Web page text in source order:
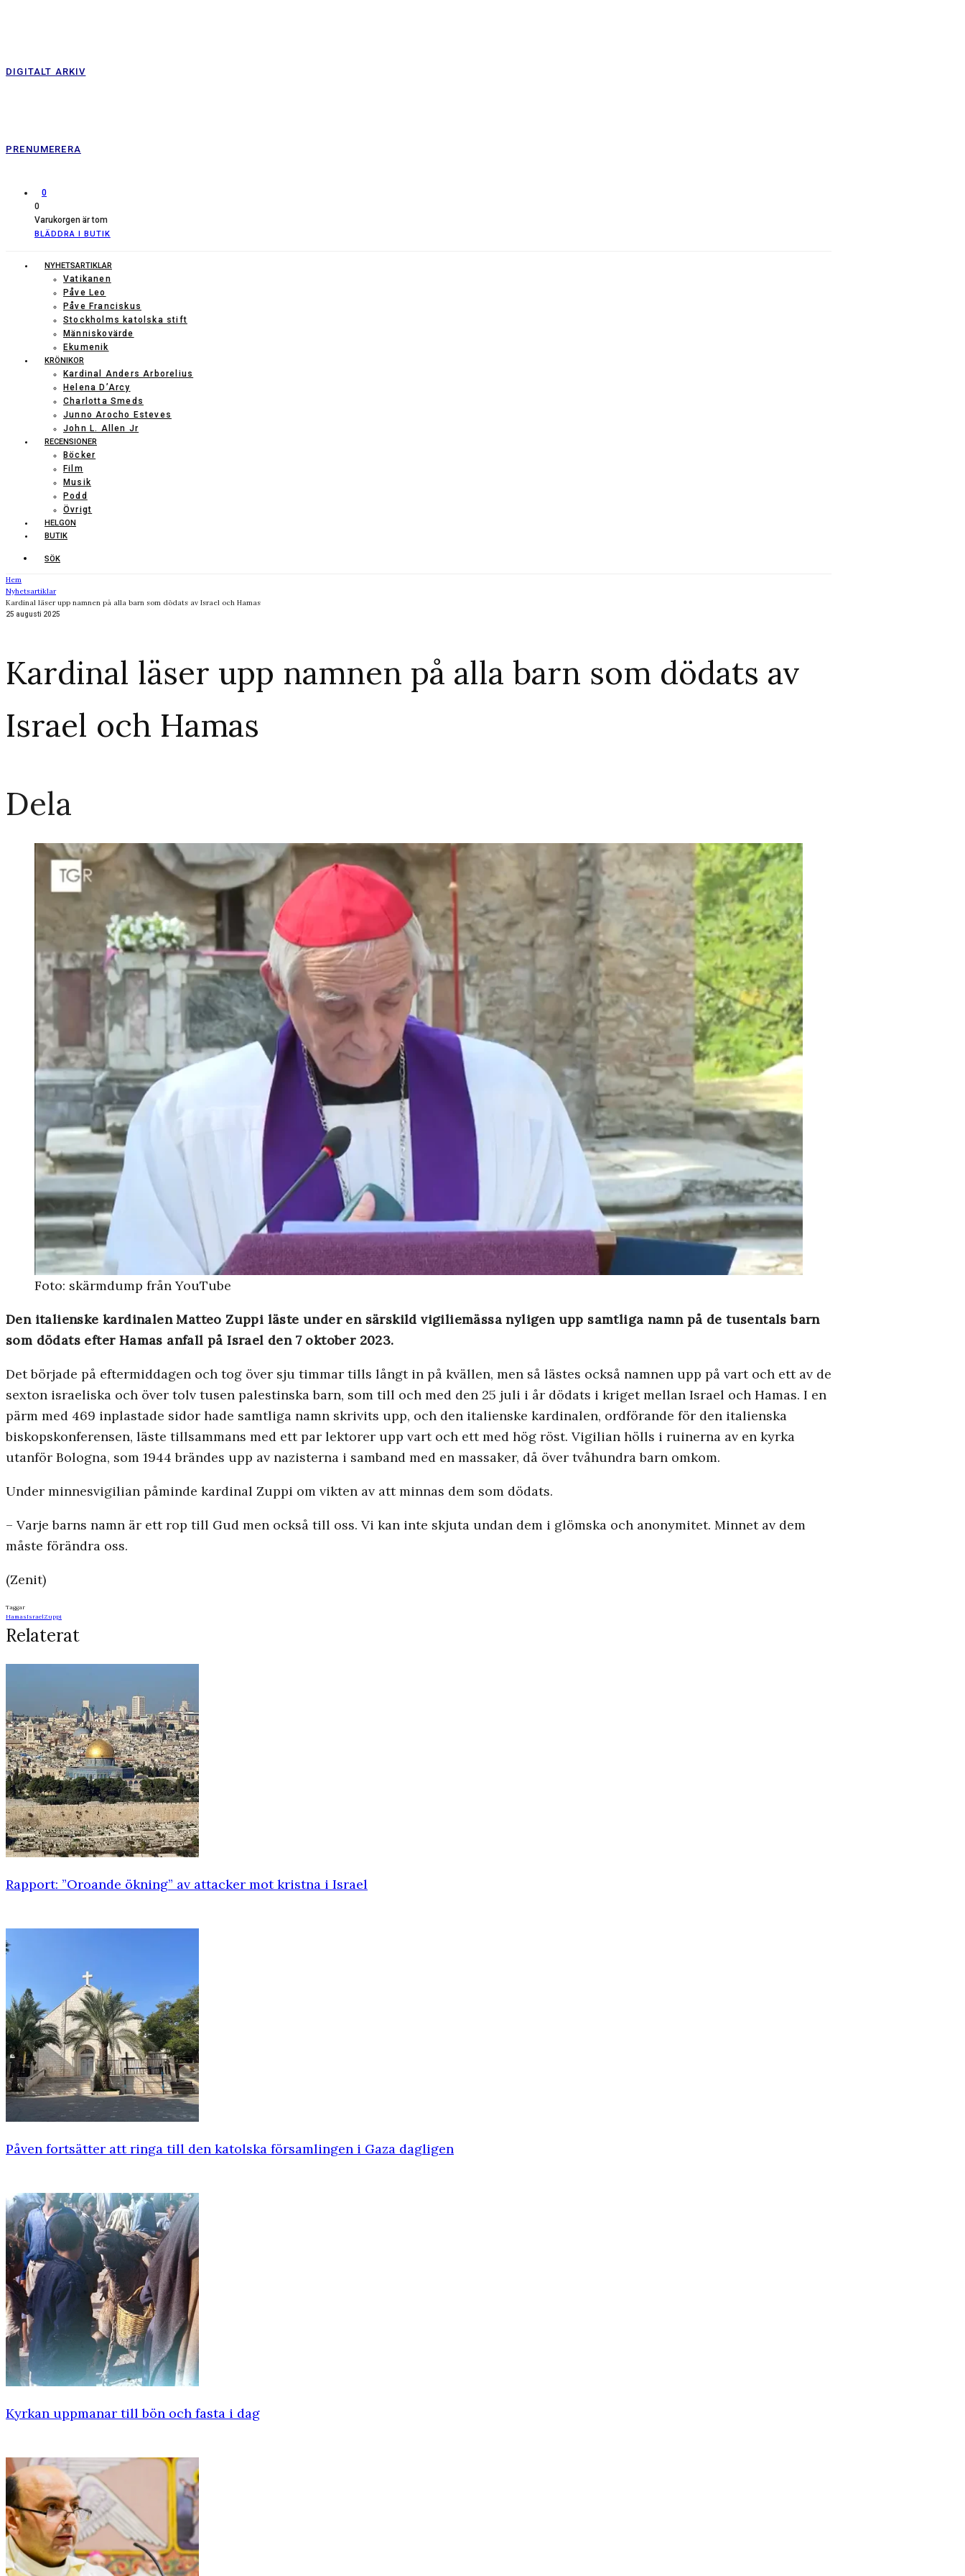
DIGITALT ARKIV
PRENUMERERA
0
0
Varukorgen är tom
BLÄDDRA I BUTIK
NYHETSARTIKLAR
Vatikanen
Påve Leo
Påve Franciskus
Stockholms katolska stift
Människovärde
Ekumenik
KRÖNIKOR
Kardinal Anders Arborelius
Helena D’Arcy
Charlotta Smeds
Junno Arocho Esteves
John L. Allen Jr
RECENSIONER
Böcker
Film
Musik
Podd
Övrigt
HELGON
BUTIK
SÖK
Hem
Nyhetsartiklar
Kardinal läser upp namnen på alla barn som dödats av Israel och Hamas
25 augusti 2025
Kardinal läser upp namnen på alla barn som dödats av
Israel och Hamas
Dela
Foto: skärmdump från YouTube
Den italienske kardinalen Matteo Zuppi läste under en särskild vigiliemässa nyligen upp samtliga namn på de tusentals barn
som dödats efter Hamas anfall på Israel den 7 oktober 2023.
Det började på eftermiddagen och tog över sju timmar tills långt in på kvällen, men så lästes också namnen upp på vart och ett av de
sexton israeliska och över tolv tusen palestinska barn, som till och med den 25 juli i år dödats i kriget mellan Israel och Hamas. I en
pärm med 469 inplastade sidor hade samtliga namn skrivits upp, och den italienske kardinalen, ordförande för den italienska
biskopskonferensen, läste tillsammans med ett par lektorer upp vart och ett med hög röst. Vigilian hölls i ruinerna av en kyrka
utanför Bologna, som 1944 brändes upp av nazisterna i samband med en massaker, då över tvåhundra barn omkom.
Under minnesvigilian påminde kardinal Zuppi om vikten av att minnas dem som dödats.
– Varje barns namn är ett rop till Gud men också till oss. Vi kan inte skjuta undan dem i glömska och anonymitet. Minnet av dem
måste förändra oss.
(Zenit)
Taggar
HamasIsraelZuppi
Relaterat
Rapport: ”Oroande ökning” av attacker mot kristna i Israel
Påven fortsätter att ringa till den katolska församlingen i Gaza dagligen
Kyrkan uppmanar till bön och fasta i dag